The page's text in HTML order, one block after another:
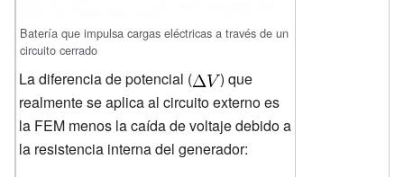
Batería que impulsa cargas eléctricas a través de un
circuito cerrado
La diferencia de potencial (
) que
realmente se aplica al circuito externo es
la FEM menos la caída de voltaje debido a
la resistencia interna del generador: